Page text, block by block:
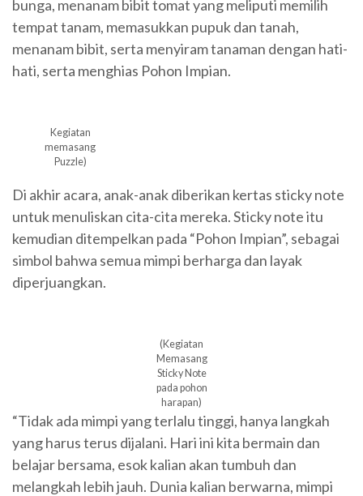
bunga, menanam bibit tomat yang meliputi memilih
tempat tanam, memasukkan pupuk dan tanah,
menanam bibit, serta menyiram tanaman dengan hati-
hati, serta menghias Pohon Impian.
Kegiatan
memasang
Puzzle)
Di akhir acara, anak-anak diberikan kertas sticky note
untuk menuliskan cita-cita mereka. Sticky note itu
kemudian ditempelkan pada “Pohon Impian”, sebagai
simbol bahwa semua mimpi berharga dan layak
diperjuangkan.
(Kegiatan
Memasang
Sticky Note
pada pohon
harapan)
“Tidak ada mimpi yang terlalu tinggi, hanya langkah
yang harus terus dijalani. Hari ini kita bermain dan
belajar bersama, esok kalian akan tumbuh dan
melangkah lebih jauh. Dunia kalian berwarna, mimpi